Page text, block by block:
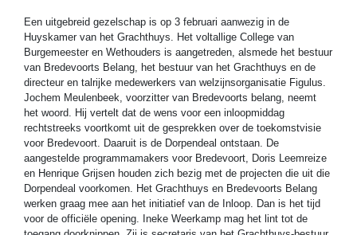
Een uitgebreid gezelschap is op 3 februari aanwezig in de
Huyskamer van het Grachthuys. Het voltallige College van
Burgemeester en Wethouders is aangetreden, alsmede het bestuur
van Bredevoorts Belang, het bestuur van het Grachthuys en de
directeur en talrijke medewerkers van welzijnsorganisatie Figulus.
Jochem Meulenbeek, voorzitter van Bredevoorts belang, neemt
het woord. Hij vertelt dat de wens voor een inloopmiddag
rechtstreeks voortkomt uit de gesprekken over de toekomstvisie
voor Bredevoort. Daaruit is de Dorpendeal ontstaan. De
aangestelde programmamakers voor Bredevoort, Doris Leemreize
en Henrique Grijsen houden zich bezig met de projecten die uit die
Dorpendeal voorkomen. Het Grachthuys en Bredevoorts Belang
werken graag mee aan het initiatief van de Inloop. Dan is het tijd
voor de officiële opening. Ineke Weerkamp mag het lint tot de